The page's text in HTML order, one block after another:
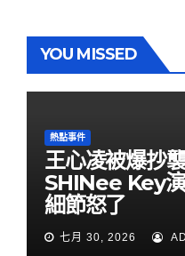
YOU MISSED
熱點事件
王心凌被爆抄
SHINee Key
細節怒了
七月 30, 2026